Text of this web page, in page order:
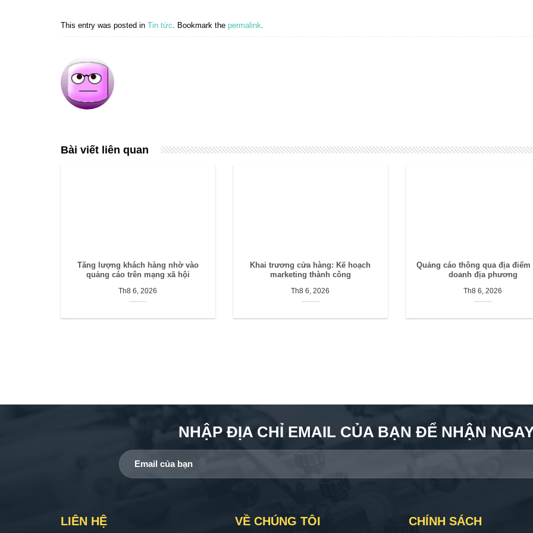
This entry was posted in Tin tức. Bookmark the permalink.
Bài viết liên quan
Tăng lượng khách hàng nhờ vào
quảng cáo trên mạng xã hội
Th8 6, 2026
Khai trương cửa hàng: Kế hoạch
marketing thành công
Th8 6, 2026
Quảng cáo thông qua địa
doanh địa phương
Th8 6, 2026
NHẬP ĐỊA CHỈ EMAIL CỦA BẠN ĐỂ NHẬN
LIÊN HỆ VỀ CHÚNG TÔI CHÍNH SÁCH